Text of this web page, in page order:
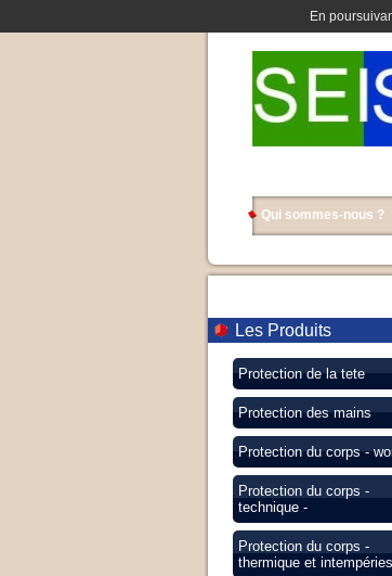
En
Qui sommes-nous ?
Les Produits
Protection de la tete
Protection des mains
Protection du corps -
Protection du corps -
technique -
Protection du corps -
thermique et intempéries